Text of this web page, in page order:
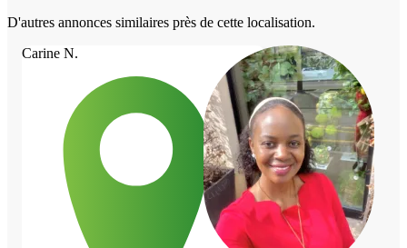
D'autres annonces similaires près de cette localisation.
Carine N.